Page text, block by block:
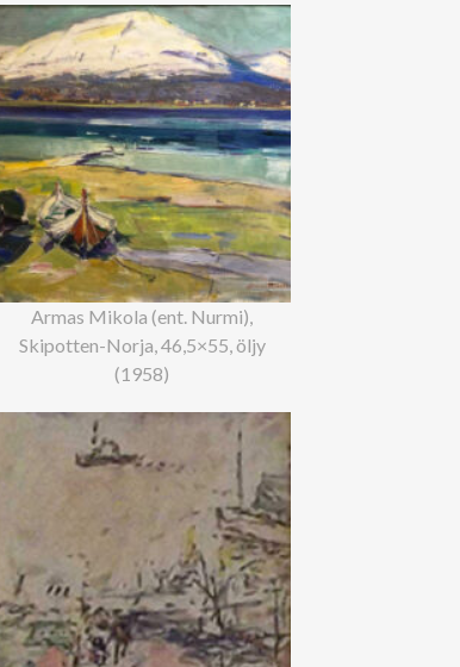
Armas Mikola (ent. Nurmi),
Skipotten-Norja, 46,5×55, öljy
(1958)